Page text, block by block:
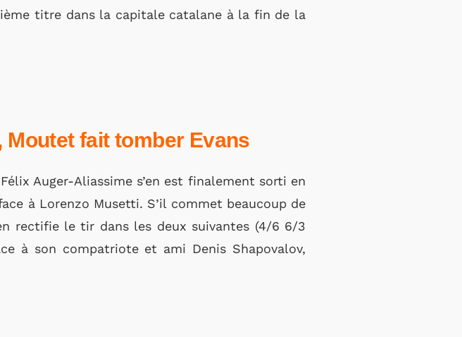
titre dans la capitale catalane à la fin de la
fait tomber Evans
Auger-Aliassime s’en est finalement sorti en
à Lorenzo Musetti. S’il commet beaucoup de
rectifie le tir dans les deux suivantes (4/6 6/3
à son compatriote et ami Denis Shapovalov,